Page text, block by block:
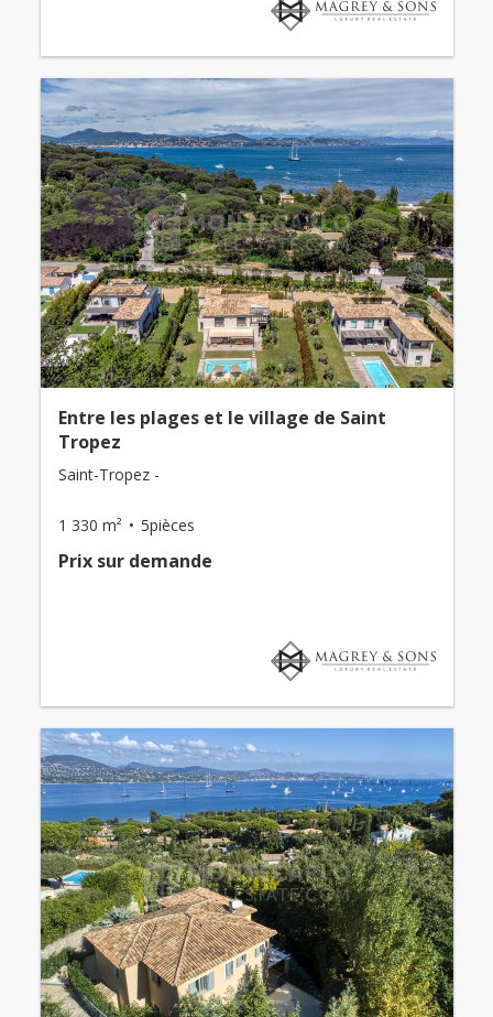
Entre les plages et le village de Saint
Tropez
Saint-Tropez -
1 330 m² 5pièces
Prix ​​sur demande